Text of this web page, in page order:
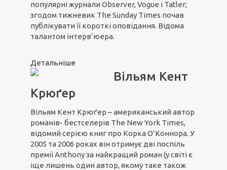
популярні журнали Observer, Vogue і Tatler;
згодом тижневик The Sunday Times почав
публікувати її короткі оповідання. Відома
талантом інтерв’юера.
Детальніше
Вільям Кент
Крюґер
Вільям Кент Крюґер – американський автор
романів- бестселерів The New York Times,
відомий серією книг про Корка О’Коннора. У
2005 та 2006 роках він отримує дві поспіль
премії Anthony за найкращий роман (у світі є
іще лишень один автор, якому таке також